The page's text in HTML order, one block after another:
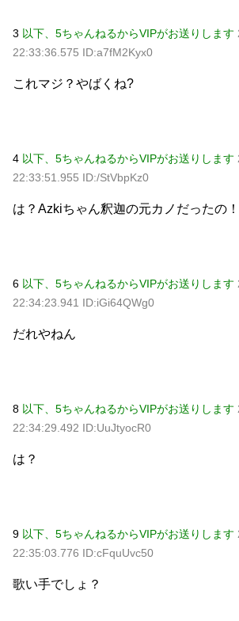
3 以下、5ちゃんねるからVIPがお送りします
22:33:36.575 ID:a7fM2Kyx0
これマジ？やばくね?
4 以下、5ちゃんねるからVIPがお送りします
22:33:51.955 ID:/StVbpKz0
は？Azkiちゃん釈迦の元カノだったの
6 以下、5ちゃんねるからVIPがお送りします
22:34:23.941 ID:iGi64QWg0
だれやねん
8 以下、5ちゃんねるからVIPがお送りします
22:34:29.492 ID:UuJtyocR0
は？
9 以下、5ちゃんねるからVIPがお送りします
22:35:03.776 ID:cFquUvc50
歌い手でしょ？